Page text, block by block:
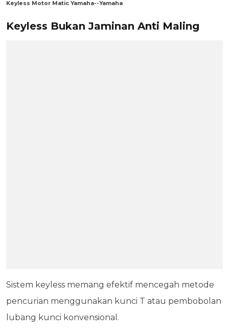
Keyless Motor Matic Yamaha--Yamaha
Keyless Bukan Jaminan Anti Maling
Sistem keyless memang efektif mencegah metode
pencurian menggunakan kunci T atau pembobolan
lubang kunci konvensional.